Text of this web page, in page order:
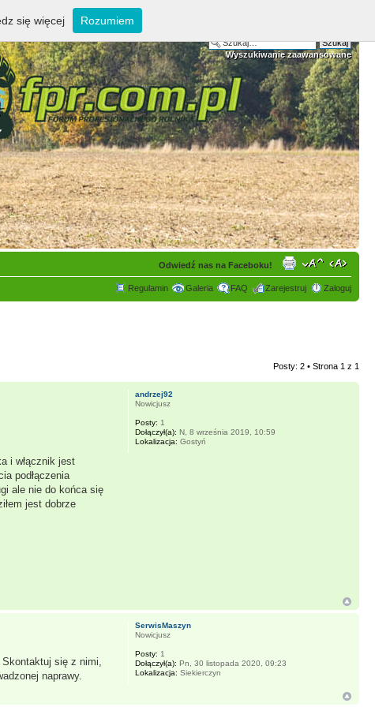
Wyszukiwanie zaawansowane
Odwiedź nas na Faceboku!
Regulamin Galeria FAQ Zarejestruj Zaloguj
Posty: 2 • Strona 1 z 1
i włącznik jest
podłączenia
ale nie do końca się
jest dobrze
andrzej92
Nowicjusz
Posty: 1
Dołączył(a): N, 8 września 2019, 10:59
Lokalizacja: Gostyń
się z nimi,
naprawy.
SerwisMaszyn
Nowicjusz
Posty: 1
Dołączył(a): Pn, 30 listopada 2020, 09:23
Lokalizacja: Siekierczyn
się więcej Rozumiem